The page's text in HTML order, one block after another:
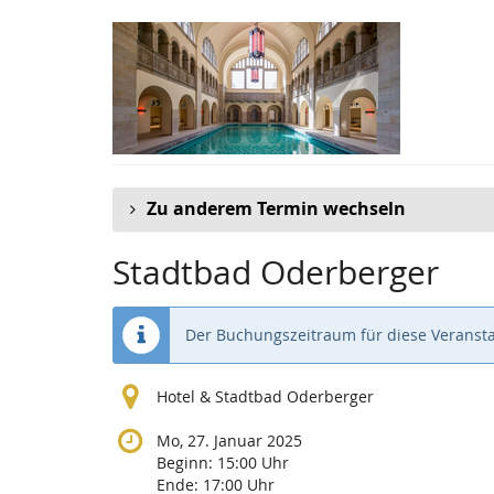
Zu anderem Termin wechseln
Stadtbad Oderberger
Der Buchungszeitraum für diese
Hotel & Stadtbad Oderberger
Mo, 27. Januar 2025
Beginn: 15:00 Uhr
Ende: 17:00 Uhr